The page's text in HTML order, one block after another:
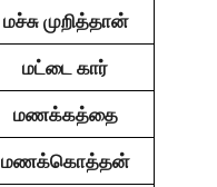
மச்சு முறித்தான்
மட்டை கார்
மணக்கத்தை
மணக்கொத்தன்